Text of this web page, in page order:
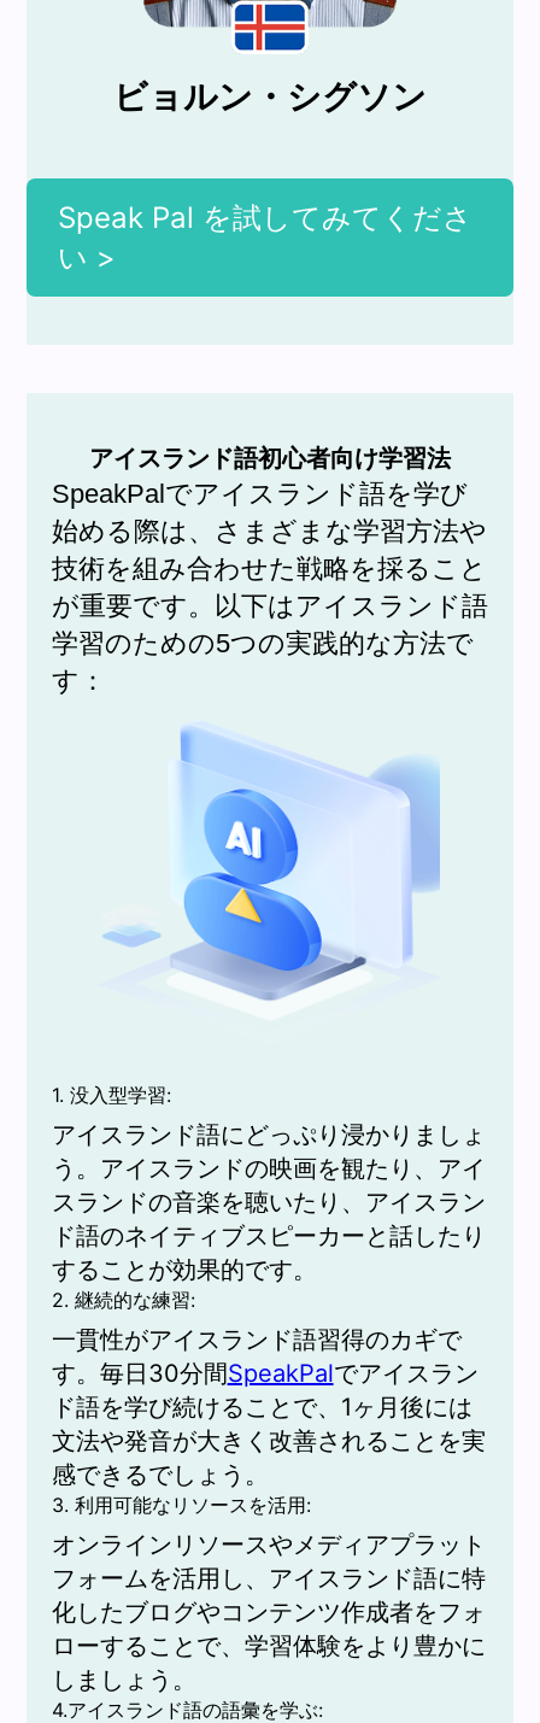
ビョルン・シグソン
Speak Pal を試してみてくださ
い >
アイスランド語初心者向け学習法
SpeakPalでアイスランド語を学び
始める際は、さまざまな学習方法や
技術を組み合わせた戦略を採ること
が重要です。以下はアイスランド語
学習のための5つの実践的な方法で
す：
1. 没入型学習:
アイスランド語にどっぷり浸かりましょ
う。アイスランドの映画を観たり、アイ
スランドの音楽を聴いたり、アイスラン
ド語のネイティブスピーカーと話したり
することが効果的です。
2. 継続的な練習:
一貫性がアイスランド語習得のカギで
す。毎日30分間SpeakPalでアイスラン
ド語を学び続けることで、1ヶ月後には
文法や発音が大きく改善されることを実
感できるでしょう。
3. 利用可能なリソースを活用:
オンラインリソースやメディアプラット
フォームを活用し、アイスランド語に特
化したブログやコンテンツ作成者をフォ
ローすることで、学習体験をより豊かに
しましょう。
4.アイスランド語の語彙を学ぶ: